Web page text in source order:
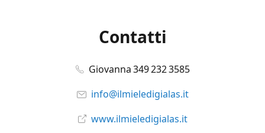
Contatti
Giovanna 349 232 3585
info@ilmieledigialas.it
www.ilmieledigialas.it